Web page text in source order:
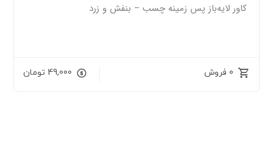
کاور لایه‌باز پس زمینه چسب – بنفش و زرد
0 فروش 49,000 تومان